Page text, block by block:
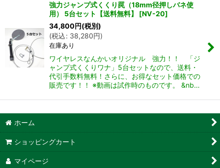
強力ジャンプ式くくり罠（18mm径押しバネ使
用） 5台セット【送料無料】
[NV-20]
34,800円(税別)
(税込: 38,280円)
在庫あり
ワイヤレスなんかいオリジナル 強力！！ 「ジ
ャンプ式くくりワナ」5台セットなので、送料・
代引手数料無料！さらに、お得なセット価格での
販売です！！ ※動画は試作時のものです。 &nb…
ホーム
ショッピングカート
マイページ